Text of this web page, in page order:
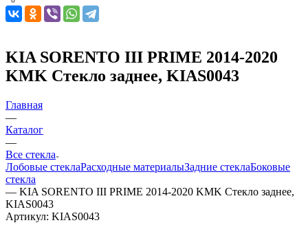
KIA SORENTO III PRIME 2014-2020
KMK Стекло заднее, KIAS0043
Главная
—
Каталог
—
Все стекла
Лобовые стеклаРасходные материалыЗадние стеклаБоковые
стекла
— KIA SORENTO III PRIME 2014-2020 KMK Стекло заднее,
KIAS0043
Артикул: KIAS0043